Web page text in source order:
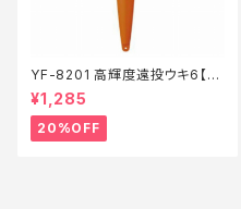
YF-8201 高輝度遠投ウキ6【特
価仕掛】【20】
¥1,285
20%OFF